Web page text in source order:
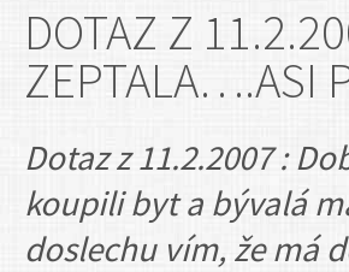
DOTAZ Z
ZEPTALA….ASI
Dotaz z 11.2.2007 :
koupili byt a bývalá
doslechu vím, že má